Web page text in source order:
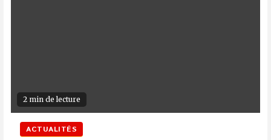
2 min de lecture
ACTUALITÉS